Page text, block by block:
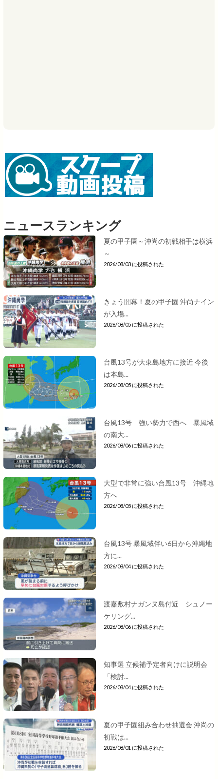
ニュースランキング
夏の甲子園～沖尚の初戦相手は横浜
～
2026/08/03 に投稿された
きょう開幕！夏の甲子園 沖尚ナイン
が入場...
2026/08/05 に投稿された
台風13号が大東島地方に接近 今後
は本島...
2026/08/05 に投稿された
台風13号 強い勢力で西へ 暴風域
の南大...
2026/08/06 に投稿された
大型で非常に強い台風13号 沖縄地
方へ
2026/08/05 に投稿された
台風13号 暴風域伴い6日から沖縄地
方に...
2026/08/04 に投稿された
渡嘉敷村ナガンヌ島付近 シュノー
ケリング...
2026/08/06 に投稿された
知事選 立候補予定者向けに説明会
「検討...
2026/08/04 に投稿された
夏の甲子園組み合わせ抽選会 沖尚の
初戦は...
2026/08/01 に投稿された